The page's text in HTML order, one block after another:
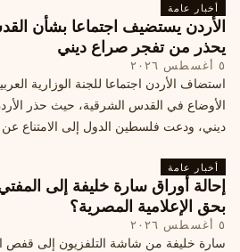
أخبار عامة
الأردن يستضيف اجتماعا بشأن
يحذر من تفجر صراع ديني
٥ أغسطس ٢٠٢٦
استضاف الأردن اجتماعا للجنة الوزارية
الأوضاع في القدس الشرقية، حيث حذر
ديني، ودعت فلسطين الدول إلى الامتناع
أخبار عامة
إحالة أوراق سارة خليفة إلى
بحق الإعلامية المصرية؟
٥ أغسطس ٢٠٢٦
سارة خليفة من شاشة التلفزيون إلى قفص